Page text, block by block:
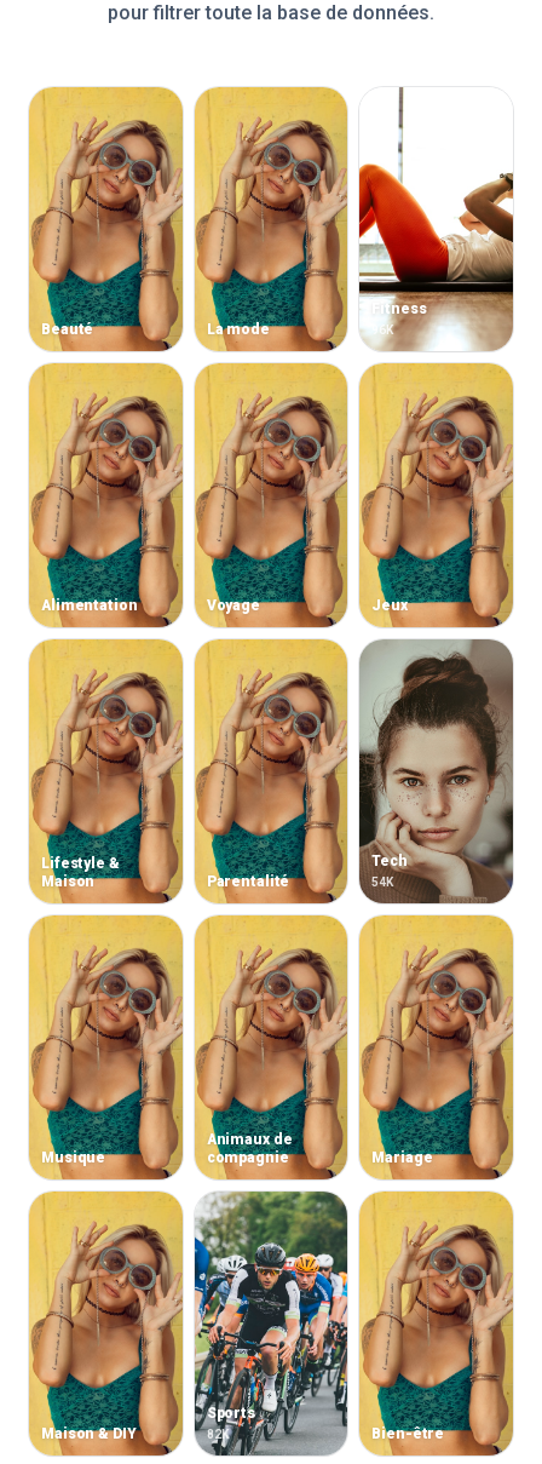
pour filtrer toute la base de données.
Beauté La mode
Fitness
96K
Alimentation Voyage Jeux
Lifestyle &
Maison
Parentalité
Tech
54K
Musique
Animaux de
compagnie
Mariage
Maison & DIY
Sports
82K Bien-être